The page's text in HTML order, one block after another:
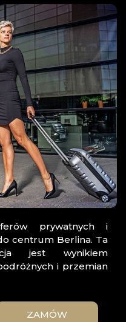
prywatnych i
centrum Berlina. Ta
jest wynikiem
i przemian
ZAMÓW